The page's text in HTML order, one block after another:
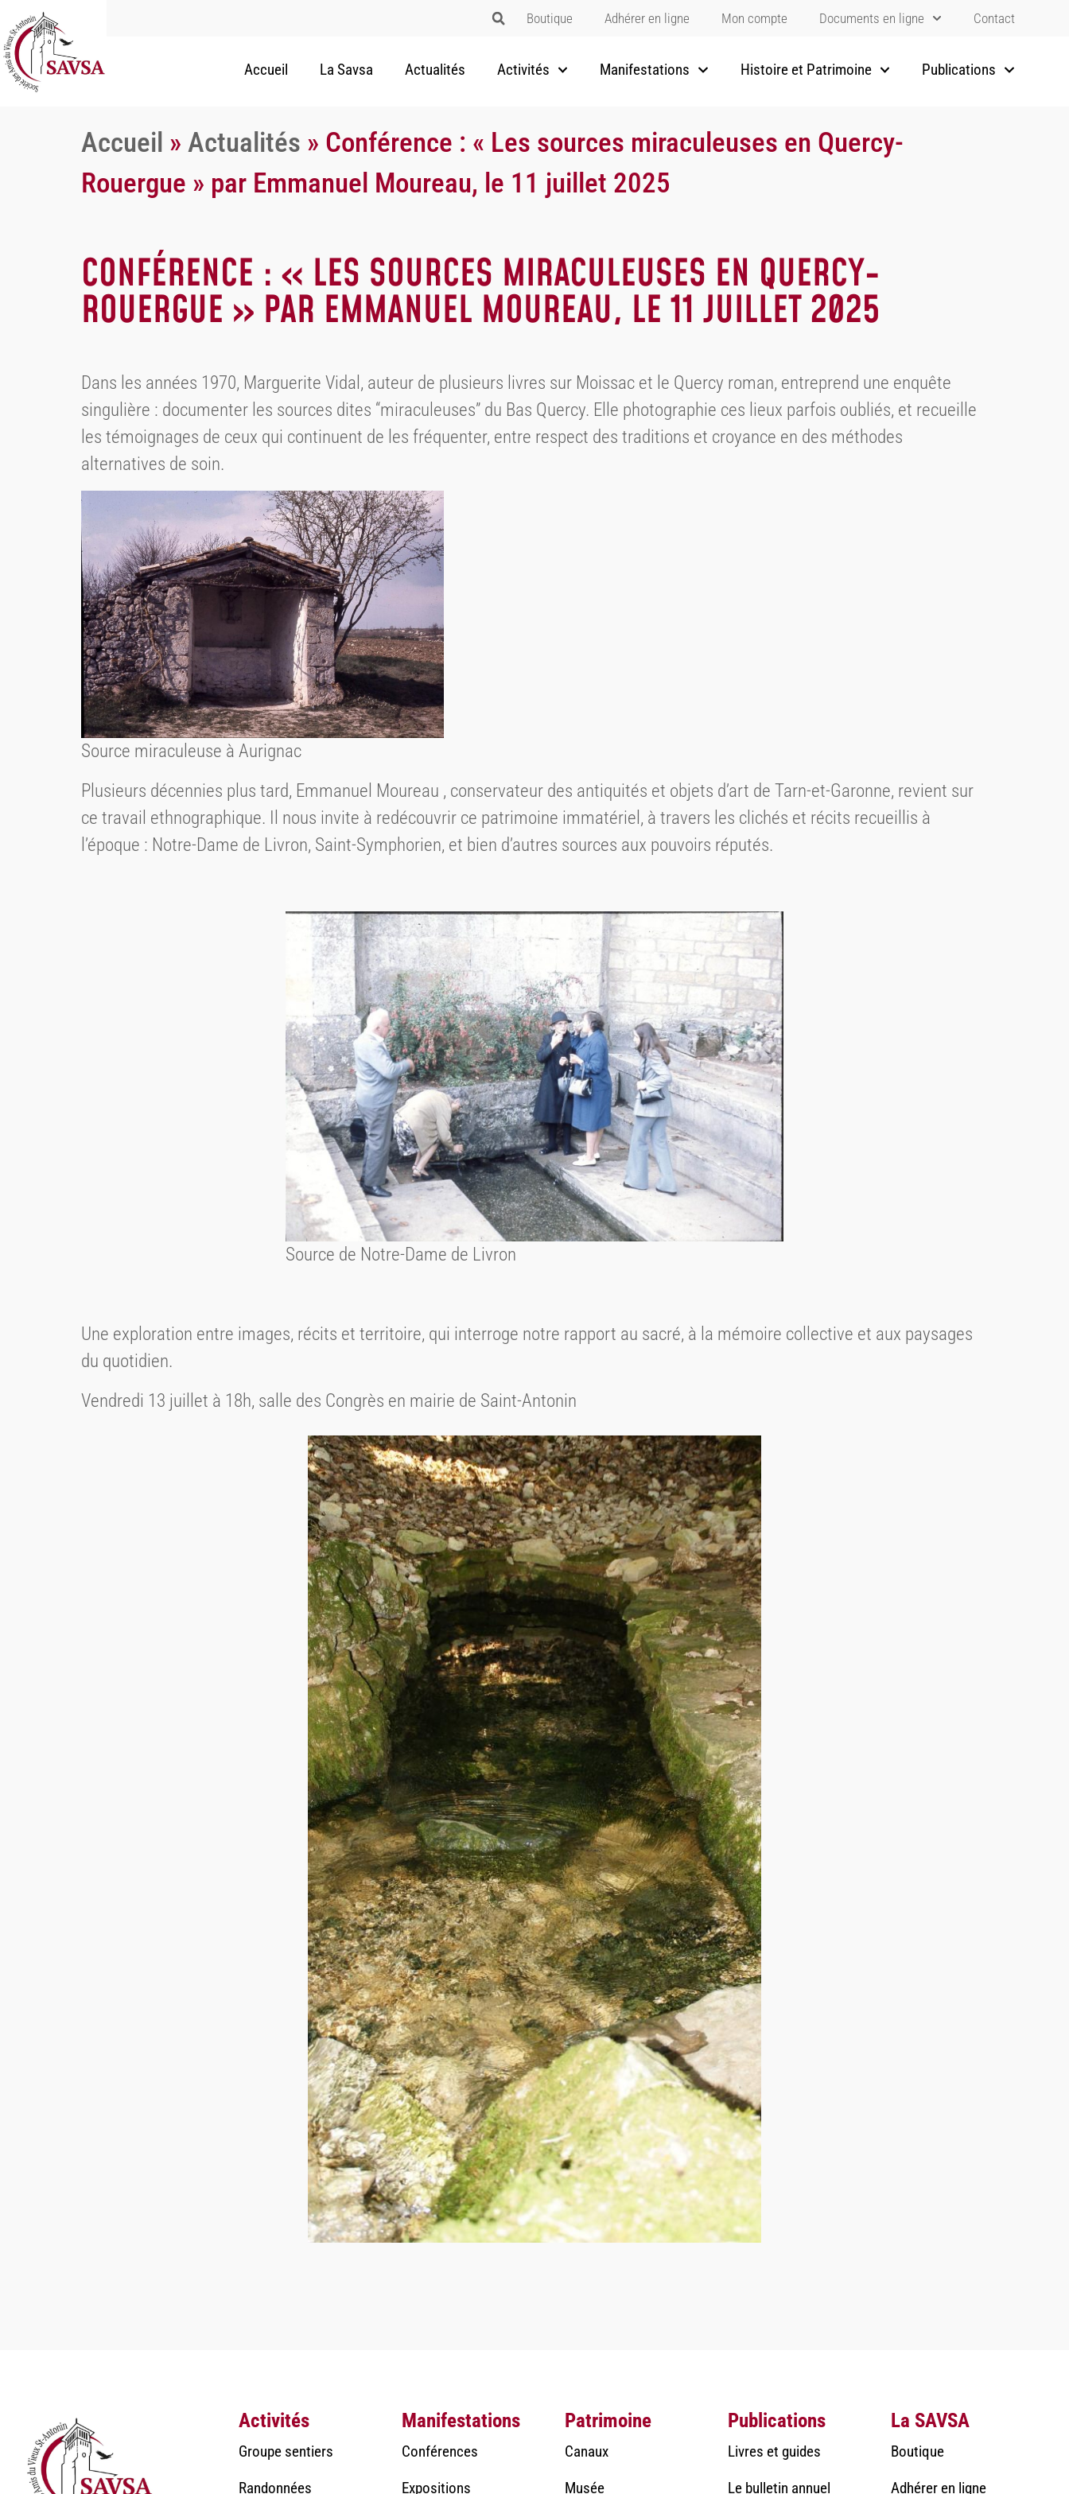
Boutique Adhérer en ligne Mon compte Documents en ligne Contact
Accueil La Savsa Actualités Activités Manifestations Histoire et Patrimoine Publications
Accueil » Actualités » Conférence : « Les sources miraculeuses en Quercy-
Rouergue » par Emmanuel Moureau, le 11 juillet 2025
CONFÉRENCE : « LES SOURCES MIRACULEUSES EN QUERCY-
ROUERGUE » PAR EMMANUEL MOUREAU, LE 11 JUILLET 2025
Dans les années 1970, Marguerite Vidal, auteur de plusieurs livres sur Moissac et le Quercy roman, entreprend une enquête
singulière : documenter les sources dites “miraculeuses” du Bas Quercy. Elle photographie ces lieux parfois oubliés, et recueille
les témoignages de ceux qui continuent de les fréquenter, entre respect des traditions et croyance en des méthodes
alternatives de soin.
Source miraculeuse à Aurignac
Plusieurs décennies plus tard, Emmanuel Moureau , conservateur des antiquités et objets d’art de Tarn-et-Garonne, revient sur
ce travail ethnographique. Il nous invite à redécouvrir ce patrimoine immatériel, à travers les clichés et récits recueillis à
l’époque : Notre-Dame de Livron, Saint-Symphorien, et bien d’autres sources aux pouvoirs réputés.
Source de Notre-Dame de Livron
Une exploration entre images, récits et territoire, qui interroge notre rapport au sacré, à la mémoire collective et aux paysages
du quotidien.
Vendredi 13 juillet à 18h, salle des Congrès en mairie de Saint-Antonin
Activités
Groupe sentiers
Randonnées
Manifestations
Conférences
Expositions
Patrimoine
Canaux
Musée
Publications
Livres et guides
Le bulletin annuel
La SAVSA
Boutique
Adhérer en ligne